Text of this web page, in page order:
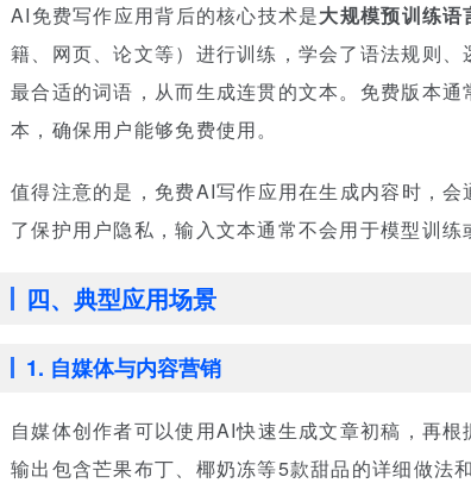
AI免费写作应用背后的核心技术是大规模预训练语
籍、网页、论文等）进行训练，学会了语法规则
最合适的词语，从而生成连贯的文本。免费版本
本，确保用户能够免费使用。
值得注意的是，免费AI写作应用在生成内容时，会
了保护用户隐私，输入文本通常不会用于模型训练
四、典型应用场景
1. 自媒体与内容营销
自媒体创作者可以使用AI快速生成文章初稿，再
输出包含芒果布丁、椰奶冻等5款甜品的详细做法